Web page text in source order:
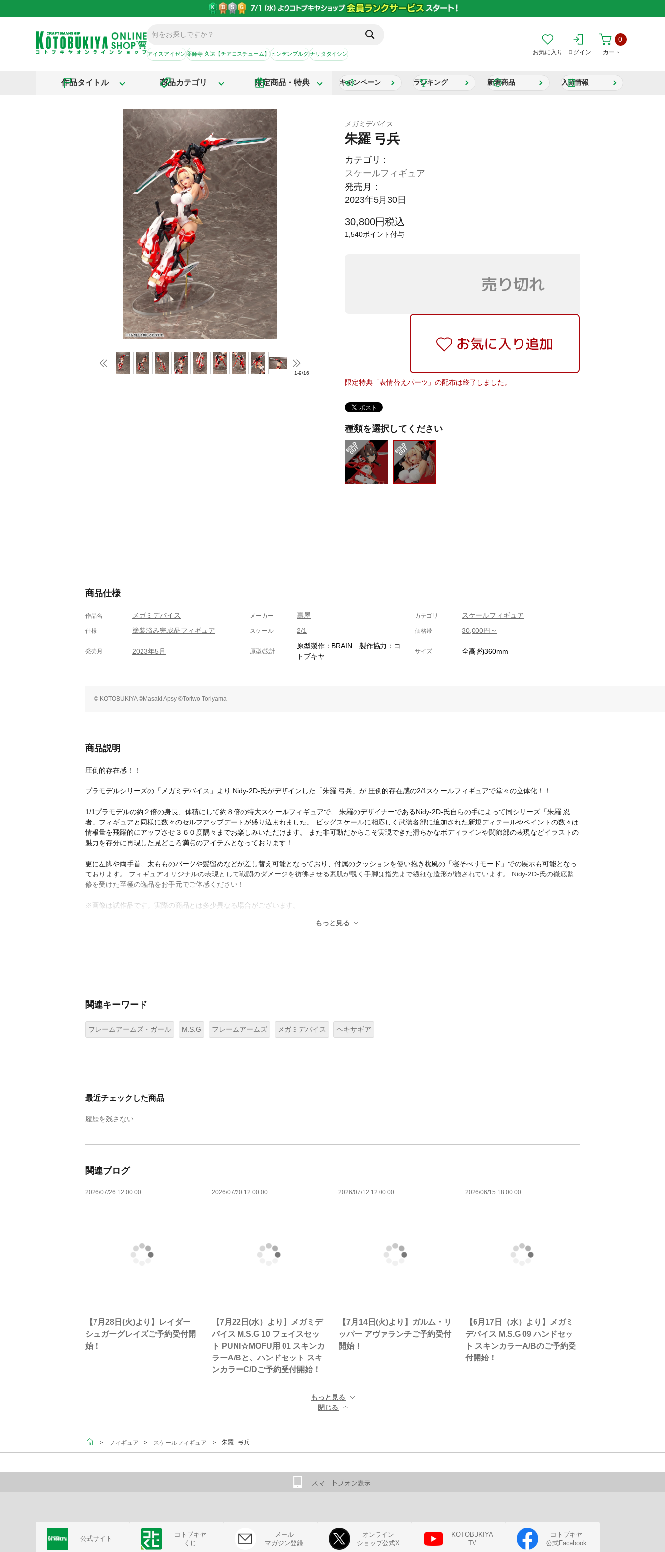
アイスアイゼン薬師寺 久遠【チアコスチューム】ヒンデンブルクナリタタイシン お気に入り ログイン カート
0
作品タイトル 商品カテゴリ 限定商品・特典 キャンペーン ランキング 新着商品 入荷情報
1-9/16
メガミデバイス
朱羅 弓兵
カテゴリ：
スケールフィギュア
発売月：
2023年5月30日
30,800円税込
1,540ポイント付与
限定特典「表情替えパーツ」の配布は終了しました。
種類を選択してください
商品仕様
作品名 メガミデバイス メーカー 壽屋 カテゴリ スケールフィギュア
仕様 塗装済み完成品フィギュア スケール 2/1 価格帯 30,000円～
発売月 2023年5月 原型/設計
原型製作：BRAIN 製作協力：コ
トブキヤ
サイズ 全高 約360mm
© KOTOBUKIYA ©Masaki Apsy ©Toriwo Toriyama
商品説明
圧倒的存在感！！
プラモデルシリーズの「メガミデバイス」より Nidy-2D-氏がデザインした「朱羅 弓兵」が 圧倒的存在感の2/1スケールフィギュアで堂々の立体化！！
1/1プラモデルの約２倍の身長、体積にして約８倍の特大スケールフィギュアで、 朱羅のデザイナーであるNidy-2D-氏自らの手によって同シリーズ「朱羅 忍
者」フィギュアと同様に数々のセルフアップデートが盛り込まれました。 ビッグスケールに相応しく武装各部に追加された新規ディテールやペイントの数々は
情報量を飛躍的にアップさせ３６０度隅々までお楽しみいただけます。 また非可動だからこそ実現できた滑らかなボディラインや関節部の表現などイラストの
魅力を存分に再現した見どころ満点のアイテムとなっております！
更に左脚や両手首、太もものパーツや髪留めなどが差し替え可能となっており、付属のクッションを使い抱き枕風の「寝そべりモード」での展示も可能となっ
ております。 フィギュアオリジナルの表現として戦闘のダメージを彷彿させる素肌が覗く手脚は指先まで繊細な造形が施されています。 Nidy-2D-氏の徹底監
修を受けた至極の逸品をお手元でご体感ください！
※画像は試作品です。実際の商品とは多少異なる場合がございます。
関連キーワード
フレームアームズ・ガール M.S.G フレームアームズ メガミデバイス ヘキサギア
最近チェックした商品
履歴を残さない
関連ブログ
2026/07/26 12:00:00
【7月28日(火)より】レイダー
シュガーグレイズご予約受付開
始！
2026/07/20 12:00:00
【7月22日(水）より】メガミデ
バイス M.S.G 10 フェイスセッ
ト PUNI☆MOFU用 01 スキンカ
ラーA/Bと、ハンドセット スキ
ンカラーC/Dご予約受付開始！
2026/07/12 12:00:00
【7月14日(火)より】ガルム・リ
ッパー アヴァランチご予約受付
開始！
2026/06/15 18:00:00
【6月17日（水）より】メガミ
デバイス M.S.G 09 ハンドセッ
ト スキンカラーA/Bのご予約受
付開始！
もっと見る ▼
閉じる ▲
＞ フィギュア ＞ スケールフィギュア ＞ 朱羅 弓兵
公式サイト
コトブキヤ
くじ
メール
マガジン登録
オンライン
ショップ公式X
KOTOBUKIYA
TV
コトブキヤ
公式Facebook